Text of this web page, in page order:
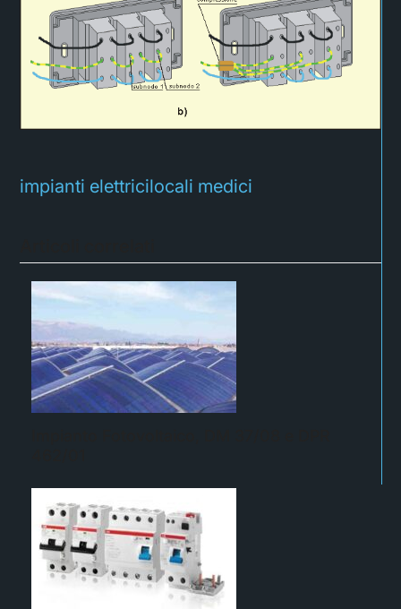
impianti elettricilocali medici